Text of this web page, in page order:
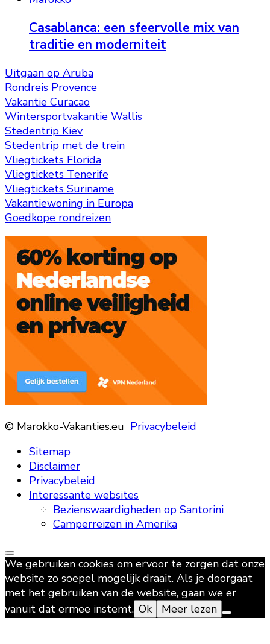
Casablanca: een sfeervolle mix van
traditie en moderniteit
Uitgaan op Aruba
Rondreis Provence
Vakantie Curacao
Wintersportvakantie Wallis
Stedentrip Kiev
Stedentrip met de trein
Vliegtickets Florida
Vliegtickets Tenerife
Vliegtickets Suriname
Vakantiewoning in Europa
Goedkope rondreizen
© Marokko-Vakanties.eu Privacybeleid
Sitemap
Disclaimer
Privacybeleid
Interessante websites
Bezienswaardigheden op Santorini
Camperreizen in Amerika
We gebruiken cookies om ervoor te zorgen dat onze
website zo soepel mogelijk draait. Als je doorgaat
met het gebruiken van de website, gaan we er
vanuit dat ermee instemt. Ok Meer lezen